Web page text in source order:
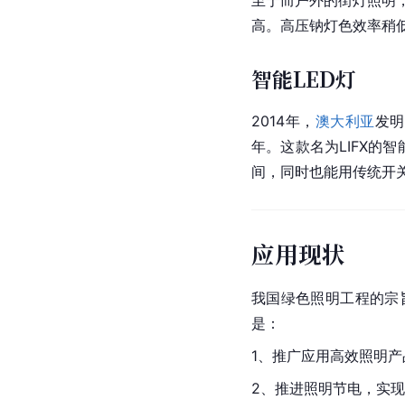
高。高压钠灯色效率稍
智能LED灯
2014年， 澳大利亚发
年。这款名为LIFX的智
间，同时也能用传统开
应用现状
我国绿色照明工程的
是：
1、推广应用高效照明
2、推进照明节电，实